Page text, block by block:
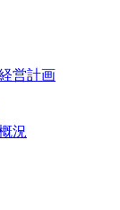
営計画
況